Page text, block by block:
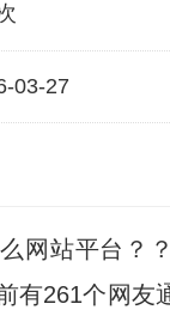
03-27
网站平台？
有261个网友